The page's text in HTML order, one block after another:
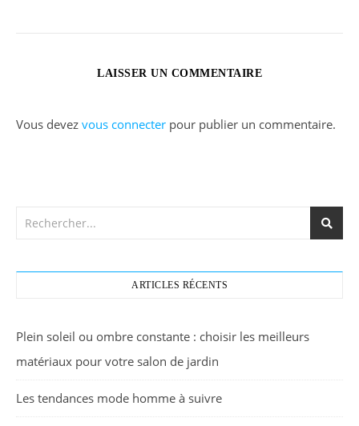
LAISSER UN COMMENTAIRE
Vous devez vous connecter pour publier un commentaire.
ARTICLES RÉCENTS
Plein soleil ou ombre constante : choisir les meilleurs
matériaux pour votre salon de jardin
Les tendances mode homme à suivre